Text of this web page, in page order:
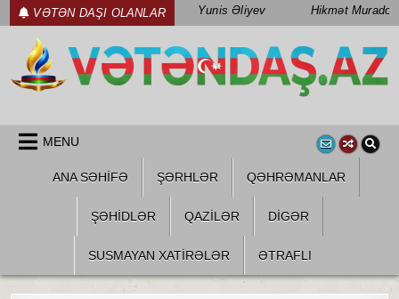
Skip
to
content
VƏTƏN DAŞI OLANLAR Yunis Əliyev Hikmət Muradov
MENU
ANA SƏHİFƏ ŞƏRHLƏR QƏHRƏMANLAR
ŞƏHIDLƏR QAZILƏR DIGƏR
SUSMAYAN XATİRƏLƏR ƏTRAFLI